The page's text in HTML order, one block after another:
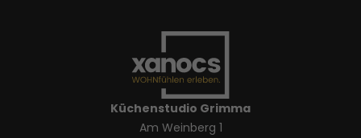
Küchenstudio Grimma
Am Weinberg 1